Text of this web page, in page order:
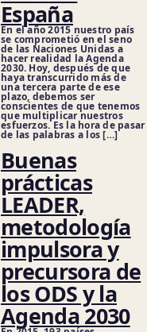
España
En el año 2015 nuestro país
se comprometió en el seno
de las Naciones Unidas a
hacer realidad la Agenda
2030. Hoy, después de que
haya transcurrido más de
una tercera parte de ese
plazo, debemos ser
conscientes de que tenemos
que multiplicar nuestros
esfuerzos. Es la hora de pasar
de las palabras a los […]
Buenas
prácticas
LEADER,
metodología
impulsora y
precursora de
los ODS y la
Agenda 2030